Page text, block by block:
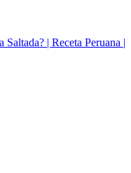
Saltada? | Receta Peruana |